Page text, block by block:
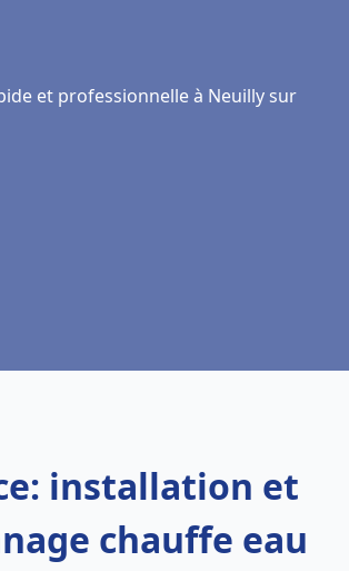
et professionnelle à Neuilly sur
installation et
chauffe eau